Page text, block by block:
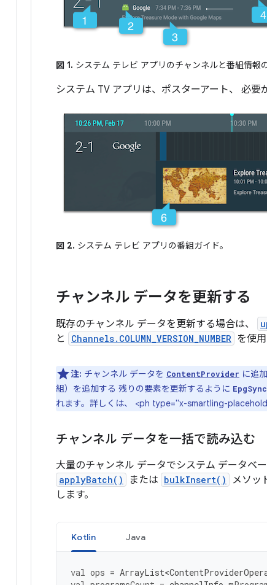
図 1. システム テレビ アプリのチャンネルと番組情報
システム TV アプリは、ポスターアート、 必要
図 2. システム テレビ アプリの番組ガイド。
チャンネル データを更新する
既存のチャンネル データを更新する場合は、
と
Channels.COLUMN_VERSION_NUMBER を使
注: チャンネル データを ContentProvider に追
組）を追加する 残りの要素を更新するように
れます。詳しくは、 <ph type="x-smartling-
チャンネル データを一括で読み込む
大量のチャンネル データでシステム データベー
applyBatch() または bulkInsert() メソッ
します。
Kotlin Java
val ops =